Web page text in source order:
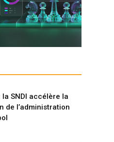
la SNDI accélère la
de l’administration